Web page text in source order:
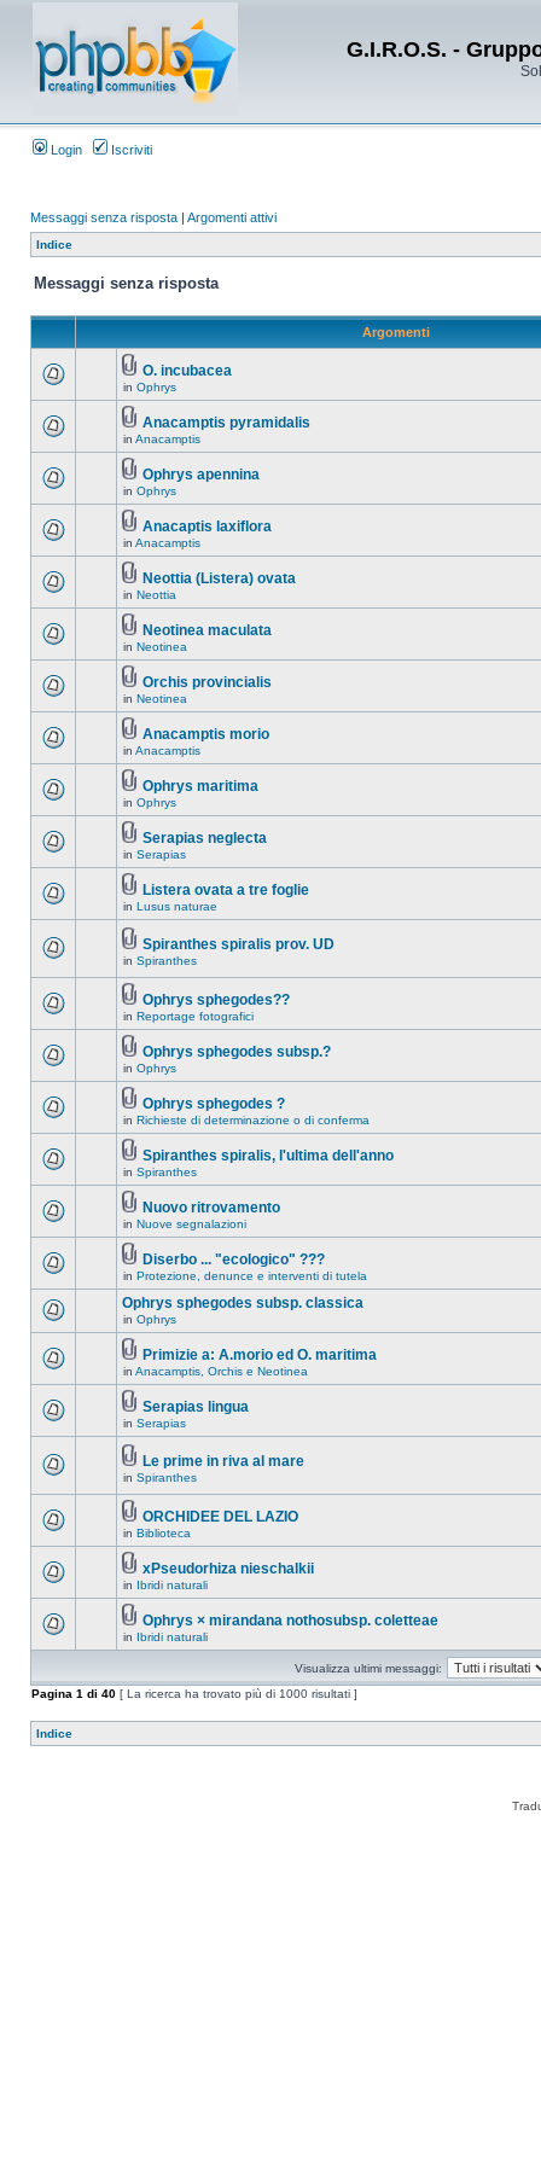
G.I.R.O.S. -
Login Iscriviti
Messaggi senza risposta | Argomenti attivi
Indice
Messaggi senza risposta
Argomenti
O. incubacea
in Ophrys
Anacamptis pyramidalis
in Anacamptis
Ophrys apennina
in Ophrys
Anacaptis laxiflora
in Anacamptis
Neottia (Listera) ovata
in Neottia
Neotinea maculata
in Neotinea
Orchis provincialis
in Neotinea
Anacamptis morio
in Anacamptis
Ophrys maritima
in Ophrys
Serapias neglecta
in Serapias
Listera ovata a tre foglie
in Lusus naturae
Spiranthes spiralis prov. UD
in Spiranthes
Ophrys sphegodes??
in Reportage fotografici
Ophrys sphegodes subsp.?
in Ophrys
Ophrys sphegodes ?
in Richieste di determinazione o di conferma
Spiranthes spiralis, l'ultima dell'anno
in Spiranthes
Nuovo ritrovamento
in Nuove segnalazioni
Diserbo ... "ecologico" ???
in Protezione, denunce e interventi di tutela
Ophrys sphegodes subsp. classica
in Ophrys
Primizie a: A.morio ed O. maritima
in Anacamptis, Orchis e Neotinea
Serapias lingua
in Serapias
Le prime in riva al mare
in Spiranthes
ORCHIDEE DEL LAZIO
in Biblioteca
xPseudorhiza nieschalkii
in Ibridi naturali
Ophrys × mirandana nothosubsp. coletteae
in Ibridi naturali
Visualizza ultimi messaggi:
Pagina 1 di 40 [ La ricerca ha trovato più di 1000 risultati ]
Indice